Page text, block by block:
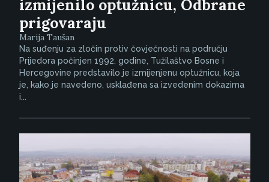
izmijenilo optužnicu, Odbrane
prigovaraju
Marija Taušan
Na suđenju za zločin protiv čovječnosti na području
Prijedora počinjen 1992. godine, Tužilaštvo Bosne i
Hercegovine predstavilo je izmijenjenu optužnicu, koja
je, kako je navedeno, usklađena sa izvedenim dokazima
i...